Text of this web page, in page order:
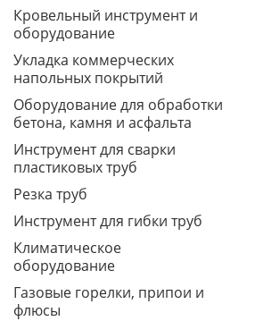
Кровельный инструмент и
оборудование
Укладка коммерческих
напольных покрытий
Оборудование для обработки
бетона, камня и асфальта
Инструмент для сварки
пластиковых труб
Резка труб
Инструмент для гибки труб
Климатическое
оборудование
Газовые горелки, припои и
флюсы